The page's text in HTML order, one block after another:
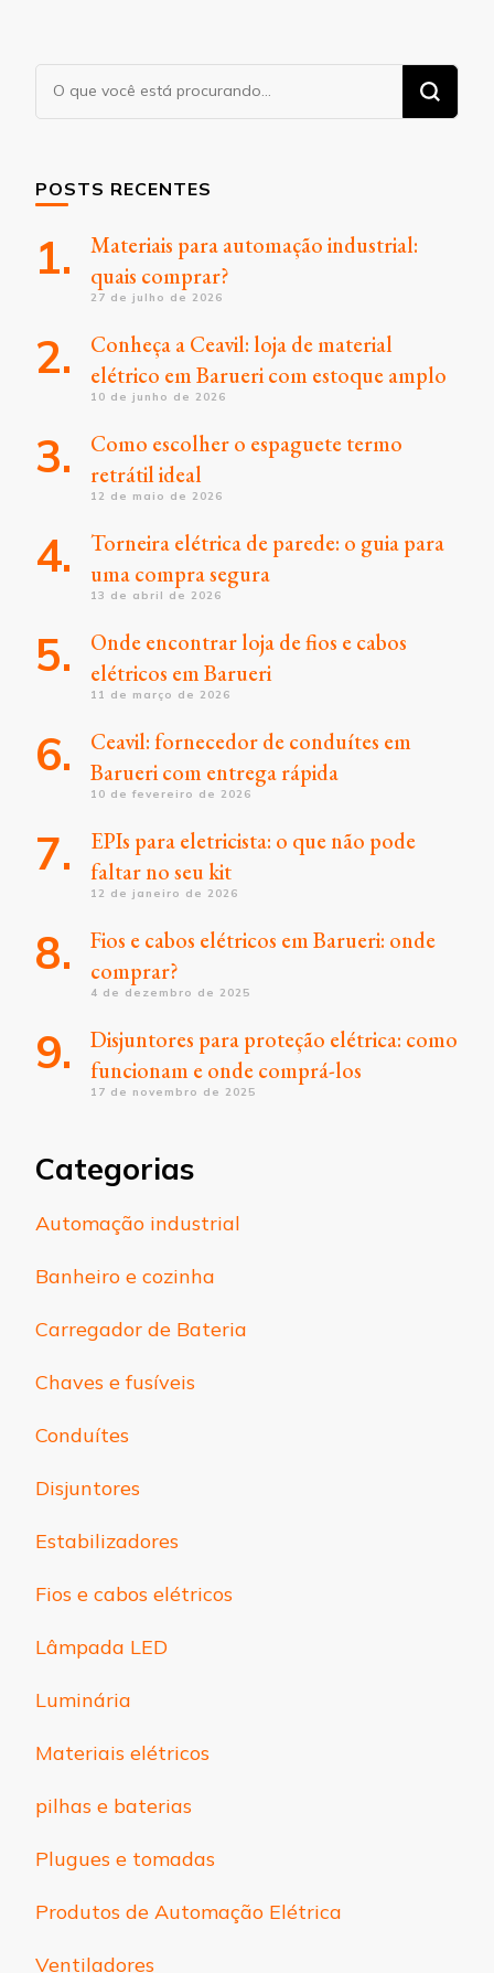
Procurando
algo?
POSTS RECENTES
Materiais para automação industrial:
quais comprar?
27 de julho de 2026
Conheça a Ceavil: loja de material
elétrico em Barueri com estoque amplo
10 de junho de 2026
Como escolher o espaguete termo
retrátil ideal
12 de maio de 2026
Torneira elétrica de parede: o guia para
uma compra segura
13 de abril de 2026
Onde encontrar loja de fios e cabos
elétricos em Barueri
11 de março de 2026
Ceavil: fornecedor de conduítes em
Barueri com entrega rápida
10 de fevereiro de 2026
EPIs para eletricista: o que não pode
faltar no seu kit
12 de janeiro de 2026
Fios e cabos elétricos em Barueri: onde
comprar?
4 de dezembro de 2025
Disjuntores para proteção elétrica: como
funcionam e onde comprá-los
17 de novembro de 2025
Categorias
Automação industrial
Banheiro e cozinha
Carregador de Bateria
Chaves e fusíveis
Conduítes
Disjuntores
Estabilizadores
Fios e cabos elétricos
Lâmpada LED
Luminária
Materiais elétricos
pilhas e baterias
Plugues e tomadas
Produtos de Automação Elétrica
Ventiladores